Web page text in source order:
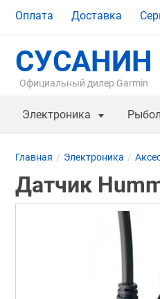
Оплата Доставка
СУСАНИН
Официальный дилер Garmin
Электроника
Главная Электроника
Датчик